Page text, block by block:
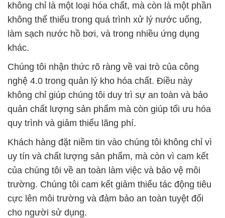
không chỉ là một loại hóa chất, mà còn là một phần
không thể thiếu trong quá trình xử lý nước uống,
làm sạch nước hồ bơi, và trong nhiều ứng dụng
khác.
Chúng tôi nhận thức rõ ràng về vai trò của công
nghệ 4.0 trong quản lý kho hóa chất. Điều này
không chỉ giúp chúng tôi duy trì sự an toàn và bảo
quản chất lượng sản phẩm mà còn giúp tối ưu hóa
quy trình và giảm thiểu lãng phí.
Khách hàng đặt niềm tin vào chúng tôi không chỉ vì
uy tín và chất lượng sản phẩm, mà còn vì cam kết
của chúng tôi về an toàn làm việc và bảo vệ môi
trường. Chúng tôi cam kết giảm thiểu tác động tiêu
cực lên môi trường và đảm bảo an toàn tuyệt đối
cho người sử dụng.